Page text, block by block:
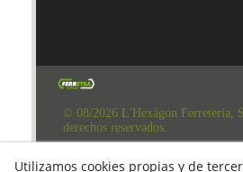
© 08/2026 L'Hexàgon Ferreteria,
derechos reservados.
Utilizamos cookies propias y de